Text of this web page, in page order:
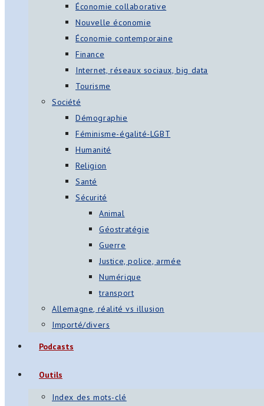
Économie collaborative
Nouvelle économie
Économie contemporaine
Finance
Internet, réseaux sociaux, big data
Tourisme
Société
Démographie
Féminisme-égalité-LGBT
Humanité
Religion
Santé
Sécurité
Animal
Géostratégie
Guerre
Justice, police, armée
Numérique
transport
Allemagne, réalité vs illusion
Importé/divers
Podcasts
Outils
Index des mots-clé